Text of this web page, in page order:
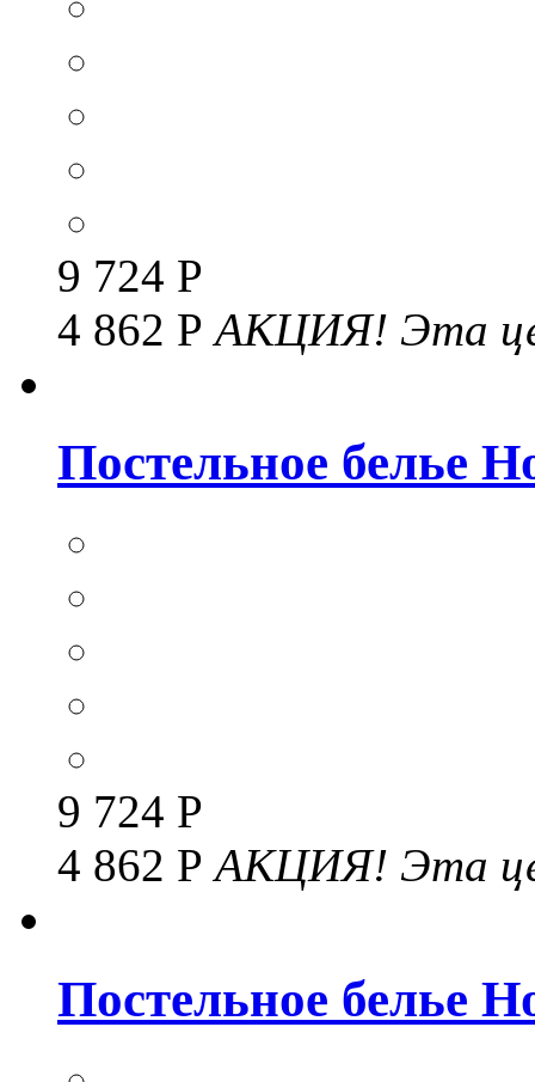
9 724 Р
4 862 Р АКЦИЯ! Эта
Постельное белье
9 724 Р
4 862 РАКЦИЯ! Эта
Постельное белье